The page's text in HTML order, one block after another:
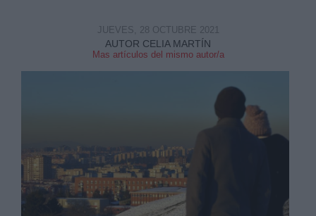
AUTOR CELIA MARTÍN
Mas artículos del mismo autor/a
JUEVES, 28 OCTUBRE 2021